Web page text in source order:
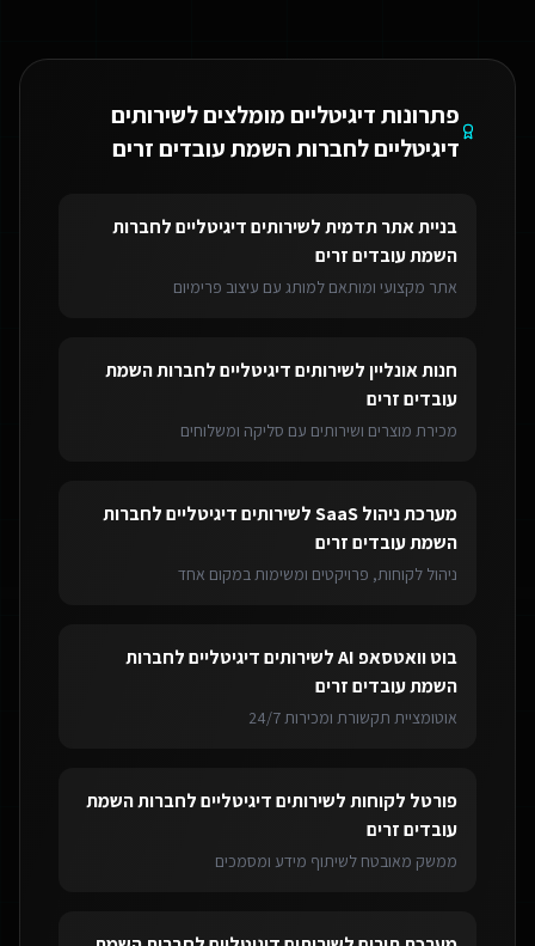
פתרונות דיגיטליים מומלצים לשירותים
דיגיטליים לחברות השמת עובדים זרים
בניית אתר תדמיתלשירותים דיגיטליים לחברות
השמת עובדים זרים
אתר מקצועי ומותאם למותג עם עיצוב פרימיום
חנות אונלייןלשירותים דיגיטליים לחברות השמת
עובדים זרים
מכירת מוצרים ושירותים עם סליקה ומשלוחים
מערכת ניהול SaaS לשירותים דיגיטליים לחברות
השמת עובדים זרים
ניהול לקוחות, פרויקטים ומשימות במקום אחד
בוט וואטסאפ AI לשירותים דיגיטליים לחברות
השמת עובדים זרים
אוטומציית תקשורת ומכירות 24/7
פורטל לקוחותלשירותים דיגיטליים לחברות השמת
עובדים זרים
ממשק מאובטח לשיתוף מידע ומסמכים